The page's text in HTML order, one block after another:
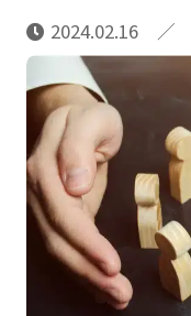
2024.02.16